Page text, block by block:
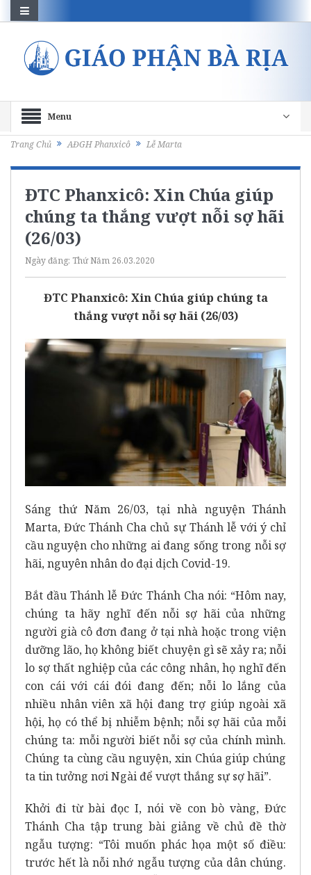
Menu
Trang Chủ AĐGH Phanxicô Lễ Marta
ĐTC Phanxicô: Xin Chúa giúp
chúng ta thắng vượt nỗi sợ hãi
(26/03)
Ngày đăng: Thứ Năm 26.03.2020
ĐTC Phanxicô: Xin Chúa giúp chúng ta
thắng vượt nỗi sợ hãi (26/03)
Sáng thứ Năm 26/03, tại nhà nguyện Thánh
Marta, Đức Thánh Cha chủ sự Thánh lễ với ý chỉ
cầu nguyện cho những ai đang sống trong nỗi sợ
hãi, nguyên nhân do đại dịch Covid-19.
Bắt đầu Thánh lễ Đức Thánh Cha nói: “Hôm nay,
chúng ta hãy nghĩ đến nỗi sợ hãi của những
người già cô đơn đang ở tại nhà hoặc trong viện
dưỡng lão, họ không biết chuyện gì sẽ xảy ra; nỗi
lo sợ thất nghiệp của các công nhân, họ nghĩ đến
con cái với cái đói đang đến; nỗi lo lắng của
nhiều nhân viên xã hội đang trợ giúp ngoài xã
hội, họ có thể bị nhiễm bệnh; nỗi sợ hãi của mỗi
chúng ta: mỗi người biết nỗi sợ của chính mình.
Chúng ta cùng cầu nguyện, xin Chúa giúp chúng
ta tin tưởng nơi Ngài để vượt thắng sự sợ hãi”.
Khởi đi từ bài đọc I, nói về con bò vàng, Đức
Thánh Cha tập trung bài giảng về chủ đề thờ
ngẫu tượng: “Tôi muốn phác họa một số điều:
trước hết là nỗi nhớ ngẫu tượng của dân chúng.